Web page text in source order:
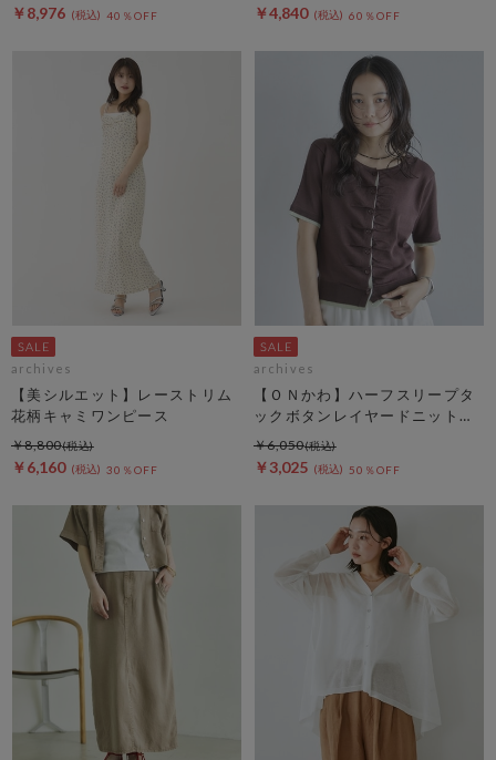
￥8,976 40％OFF ￥4,840 60％OFF
archives
【美シルエット】レーストリム
花柄キャミワンピース
￥6,160 30％OFF
￥8,800
archives
【ＯＮかわ】ハーフスリープタ
ックボタンレイヤードニットカ
ーディガン
￥3,025 50％OFF
￥6,050